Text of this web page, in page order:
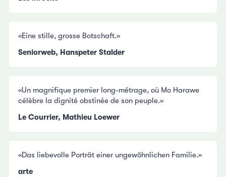
«Eine stille, grosse Botschaft.»
Seniorweb, Hanspeter Stalder
«Un magnifique premier long-métrage, où Mo Harawe
célèbre la dignité obstinée de son peuple.»
Le Courrier, Mathieu Loewer
«Das liebevolle Porträt einer ungewöhnlichen Familie.»
arte